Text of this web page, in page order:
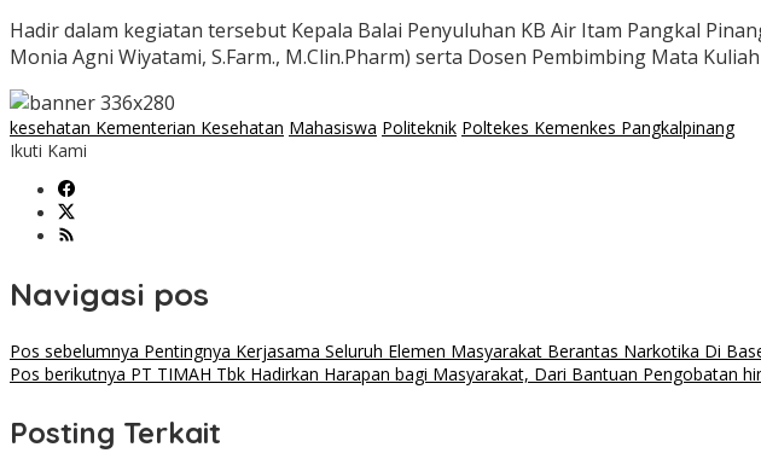
Hadir dalam kegiatan tersebut Kepala Balai Penyuluhan KB Air Itam Pangkal
Monia Agni Wiyatami, S.Farm., M.Clin.Pharm) serta Dosen Pembimbing Mata
kesehatan Kementerian Kesehatan Mahasiswa Politeknik Poltekes Kemenkes Pangkalpinang
Ikuti Kami
Navigasi pos
Pos sebelumnya Pentingnya Kerjasama Seluruh Elemen Masyarakat Berantas Narkotika Di
Pos berikutnya PT TIMAH Tbk Hadirkan Harapan bagi Masyarakat, Dari Bantuan Pengobatan
Posting Terkait